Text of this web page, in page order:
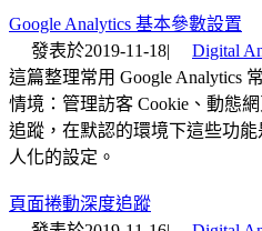
Google Analytics 基本參數設置
發表於2019-11-18|
Digital
這篇整理常用 Google Analytics
情境：管理訪客 Cookie、動態
追蹤，在默認的環境下這些功
人化的設定。
頁面捲動深度追蹤